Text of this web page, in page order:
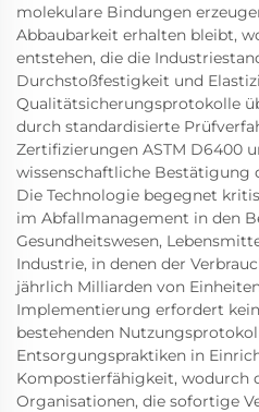
molekulare Bindungen
Abbaubarkeit erhalten bleibt,
entstehen, die die
Durchstoßfestigkeit und
Qualitätsicherungsprotokolle
durch standardisierte
Zertifizierungen ASTM D6400
wissenschaftliche Bestätigung
Die Technologie begegnet
im Abfallmanagement in den
Gesundheitswesen,
Industrie, in denen der
jährlich Milliarden von
Implementierung erfordert
bestehenden
Entsorgungspraktiken in
Kompostierfähigkeit, wodurch
Organisationen, die sofortige